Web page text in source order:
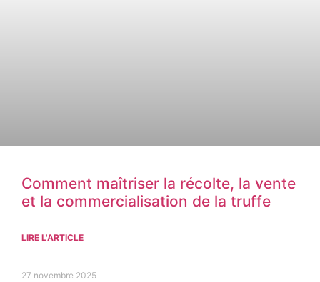
Comment maîtriser la récolte, la vente
et la commercialisation de la truffe
LIRE L'ARTICLE
27 novembre 2025